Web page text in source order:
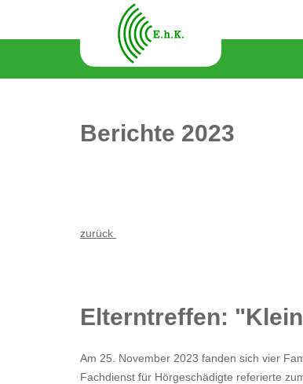
Berichte 2023
zurück
Elterntreffen:
Am 25. November 2023 fanden sich vier
Fachdienst für Hörgeschädigte referierte